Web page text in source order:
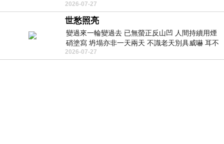
你…更喜歡哪一首？）～燈語（Copilot
2026-07-27
世愁照亮
變過來一輪變過去 已無螢正反山凹 人間持續用煙
硝塗寫 坍塌亦非一天兩天 不識老天別具威嚇 耳不
豎高雙眸不放遠 狡猾掏空透明
2026-07-27